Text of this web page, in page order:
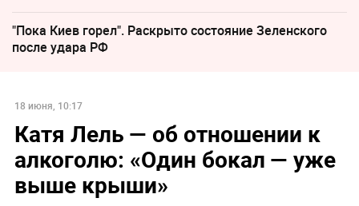
"Пока Киев горел". Раскрыто состояние Зеленского
после удара РФ
18 июня, 10:17
Катя Лель — об отношении к
алкоголю: «Один бокал — уже
выше крыши»